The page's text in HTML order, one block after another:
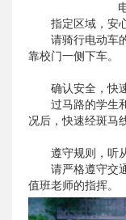
指定区域，安
请骑行电动车
靠校门一侧下车。
确认安全，快
过马路的学生
况后，快速经斑马
遵守规则，听
请严格遵守交
值班老师的指挥。